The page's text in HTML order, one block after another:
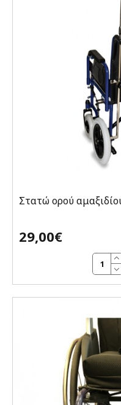
Στατώ ορού
29,00€